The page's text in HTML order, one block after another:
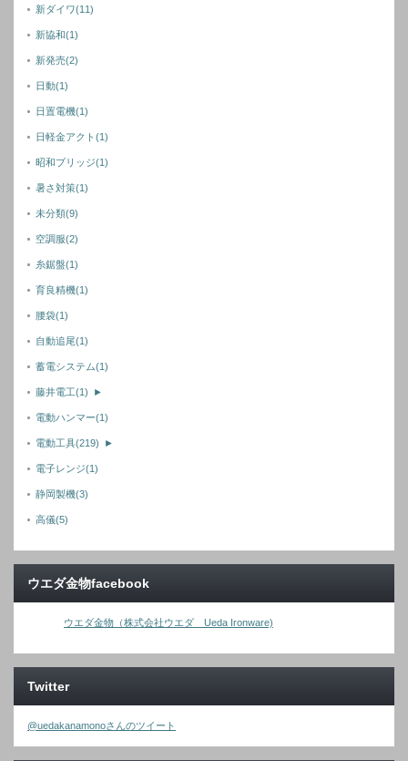
新ダイワ(11)
新協和(1)
新発売(2)
日動(1)
日置電機(1)
日軽金アクト(1)
昭和ブリッジ(1)
暑さ対策(1)
未分類(9)
空調服(2)
糸鋸盤(1)
育良精機(1)
腰袋(1)
自動追尾(1)
蓄電システム(1)
藤井電工(1) ►
電動ハンマー(1)
電動工具(219) ►
電子レンジ(1)
静岡製機(3)
高儀(5)
ウエダ金物facebook
ウエダ金物（株式会社ウエダ Ueda Ironware)
Twitter
@uedakanamonoさんのツイート